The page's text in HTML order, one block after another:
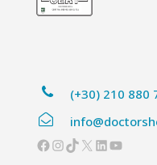
(+30) 210 880
Facebook
Instagram
TikTok
X Linkedin